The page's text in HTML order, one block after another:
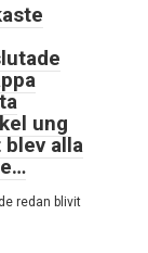
ung
alla
redan blivit